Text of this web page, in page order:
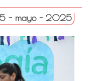
5 - mayo - 2025